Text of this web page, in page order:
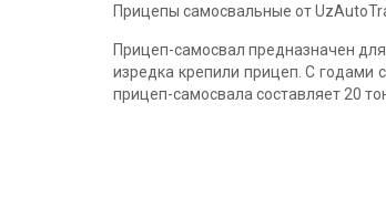
Прицепы самосвальные от
Прицеп-самосвал предназначен
изредка крепили прицеп. С годами
прицеп-самосвала составляет 20